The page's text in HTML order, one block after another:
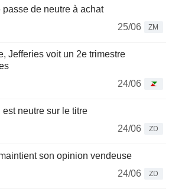
passe de neutre à achat
25/06
ZM
Jefferies voit un 2e trimestre
24/06
neutre sur le titre
24/06
ZD
son opinion vendeuse
24/06
ZD